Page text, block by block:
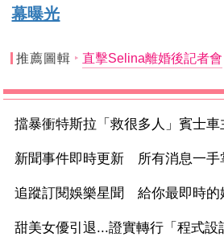
幕曝光
推薦圖輯 直擊Selina離婚後記者會
擋暴衝特斯拉「救很多人」賓士車
新聞事件即時更新 所有消息一手
追蹤訂閱娛樂星聞 給你最即時的
甜美女優引退...證實轉行「程式